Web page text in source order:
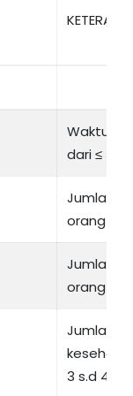
Waktu
dari ≤ 30
Jumlah
orang
Jumlah
orang
Jumlah
3 s.d 4